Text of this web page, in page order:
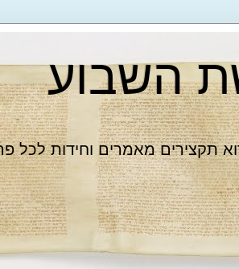
השבוע
תקצירים מאמרים וחידות לכל